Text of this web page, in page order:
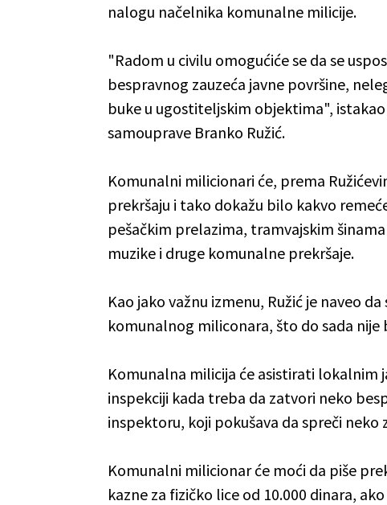
nalogu načelnika komunalne milicije.
"Radom u civilu omogućiće se da se
bespravnog zauzeća javne površine,
buke u ugostiteljskim objektima",
samouprave Branko Ružić.
Komunalni milicionari će, prema
prekršaju i tako dokažu bilo kakvo
pešačkim prelazima, tramvajskim
muzike i druge komunalne prekršaje.
Kao jako važnu izmenu, Ružić je naveo
komunalnog miliconara, što do sada nije
Komunalna milicija će asistirati lokalnim
inspekciji kada treba da zatvori neko
inspektoru, koji pokušava da spreči neko
Komunalni milicionar će moći da piše
kazne za fizičko lice od 10.000 dinara,